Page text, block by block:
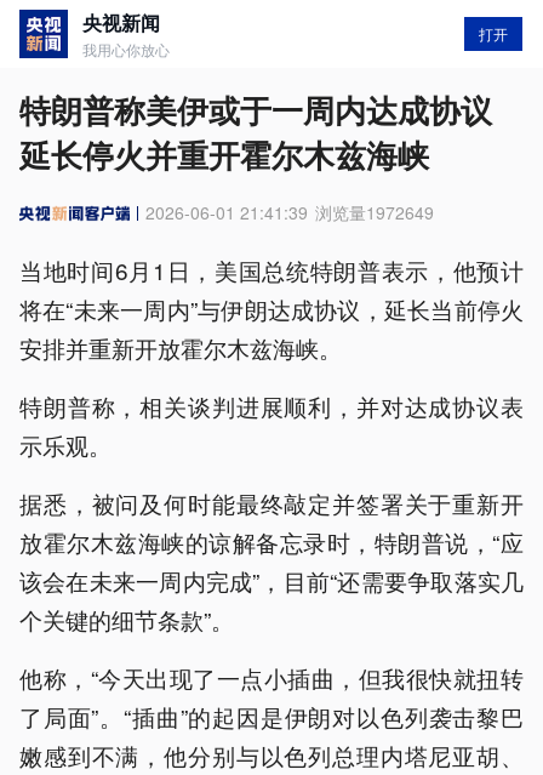
央视新闻
我用心你放心
打开
特朗普称美伊或于一周内达成协议
延长停火并重开霍尔木兹海峡
2026-06-01 21:41:39 浏览量1972649
当地时间6月1日，美国总统特朗普表示，他预计
将在“未来一周内”与伊朗达成协议，延长当前停火
安排并重新开放霍尔木兹海峡。
特朗普称，相关谈判进展顺利，并对达成协议表
示乐观。
据悉，被问及何时能最终敲定并签署关于重新开
放霍尔木兹海峡的谅解备忘录时，特朗普说，“应
该会在未来一周内完成”，目前“还需要争取落实几
个关键的细节条款”。
他称，“今天出现了一点小插曲，但我很快就扭转
了局面”。“插曲”的起因是伊朗对以色列袭击黎巴
嫩感到不满，他分别与以色列总理内塔尼亚胡、